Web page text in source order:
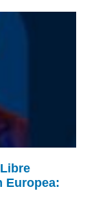
Europea: